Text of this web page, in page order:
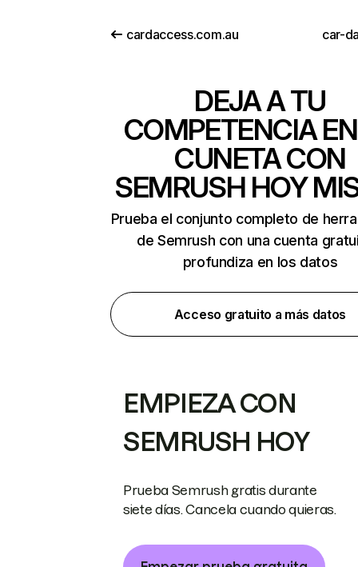
cardaccess.com.au car-
DEJA A TU
COMPETENCIA
CUNETA CON
SEMRUSH HOY
Prueba el conjunto completo de
de Semrush con una cuenta
profundiza en los datos
Acceso gratuito a más datos
EMPIEZA CON
SEMRUSH HOY
Prueba Semrush gratis durante
siete días. Cancela cuando quieras.